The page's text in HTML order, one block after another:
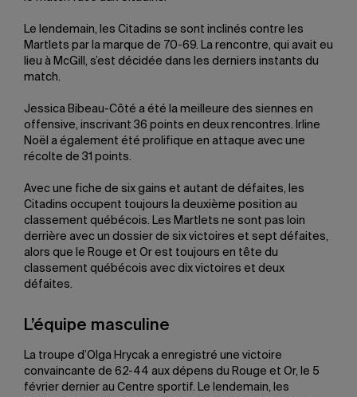
Le lendemain, les Citadins se sont inclinés contre les
Martlets par la marque de 70-69. La rencontre, qui avait eu
lieu à McGill, s’est décidée dans les derniers instants du
match.
Jessica Bibeau-Côté a été la meilleure des siennes en
offensive, inscrivant 36 points en deux rencontres. Irline
Noël a également été prolifique en attaque avec une
récolte de 31 points.
Avec une fiche de six gains et autant de défaites, les
Citadins occupent toujours la deuxième position au
classement québécois. Les Martlets ne sont pas loin
derrière avec un dossier de six victoires et sept défaites,
alors que le Rouge et Or est toujours en tête du
classement québécois avec dix victoires et deux
défaites.
L’équipe masculine
La troupe d’Olga Hrycak a enregistré une victoire
convaincante de 62-44 aux dépens du Rouge et Or, le 5
février dernier au Centre sportif. Le lendemain, les